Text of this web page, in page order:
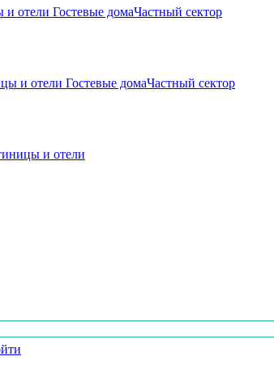
и отели Гостевые домаЧастный сектор
и отели Гостевые домаЧастный сектор
и отели